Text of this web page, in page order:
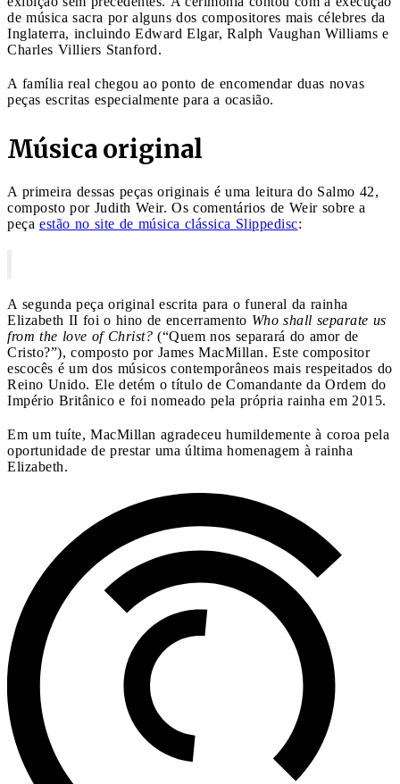
de música sacra por alguns dos compositores mais célebres da
Inglaterra, incluindo Edward Elgar, Ralph Vaughan Williams e
Charles Villiers Stanford.
A família real chegou ao ponto de encomendar duas novas
peças escritas especialmente para a ocasião.
Música original
A primeira dessas peças originais é uma leitura do Salmo 42,
composto por Judith Weir. Os comentários de Weir sobre a
peça estão no site de música clássica Slippedisc:
A segunda peça original escrita para o funeral da rainha
Elizabeth II foi o hino de encerramento Who shall separate us
from the love of Christ? (“Quem nos separará do amor de
Cristo?”), composto por James MacMillan. Este compositor
escocês é um dos músicos contemporâneos mais respeitados do
Reino Unido. Ele detém o título de Comandante da Ordem do
Império Britânico e foi nomeado pela própria rainha em 2015.
Em um tuíte, MacMillan agradeceu humildemente à coroa pela
oportunidade de prestar uma última homenagem à rainha
Elizabeth.